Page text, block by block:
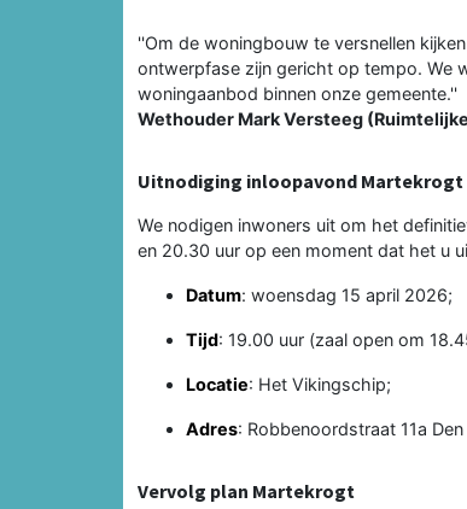
''Om de woningbouw te versnellen
ontwerpfase zijn gericht op tempo. We
woningaanbod binnen onze gemeente.''
Wethouder Mark Versteeg
Uitnodiging inloopavond Martekrogt
We nodigen inwoners uit om het
en 20.30 uur op een moment dat het u
Datum: woensdag 15 april 2026;
Tijd: 19.00 uur (zaal open om
Locatie: Het Vikingschip;
Adres: Robbenoordstraat 11a Den
Vervolg plan Martekrogt